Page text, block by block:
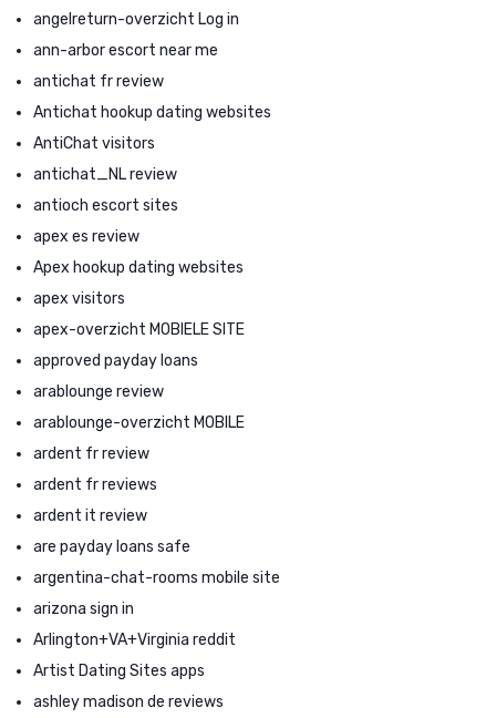
angelreturn-overzicht Log in
ann-arbor escort near me
antichat fr review
Antichat hookup dating websites
AntiChat visitors
antichat_NL review
antioch escort sites
apex es review
Apex hookup dating websites
apex visitors
apex-overzicht MOBIELE SITE
approved payday loans
arablounge review
arablounge-overzicht MOBILE
ardent fr review
ardent fr reviews
ardent it review
are payday loans safe
argentina-chat-rooms mobile site
arizona sign in
Arlington+VA+Virginia reddit
Artist Dating Sites apps
ashley madison de reviews